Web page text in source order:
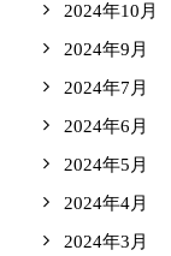
2024年10月
2024年9月
2024年7月
2024年6月
2024年5月
2024年4月
2024年3月